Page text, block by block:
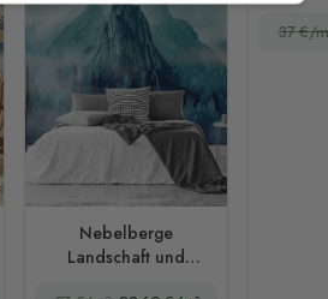
Nebelberge
Landschaft und
37 €/